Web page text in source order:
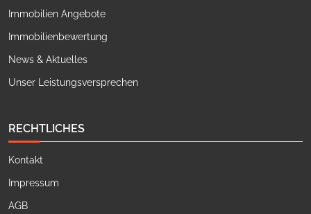
Immobilien Angebote
Immobilienbewertung
News & Aktuelles
Unser Leistungsversprechen
RECHTLICHES
Kontakt
Impressum
AGB